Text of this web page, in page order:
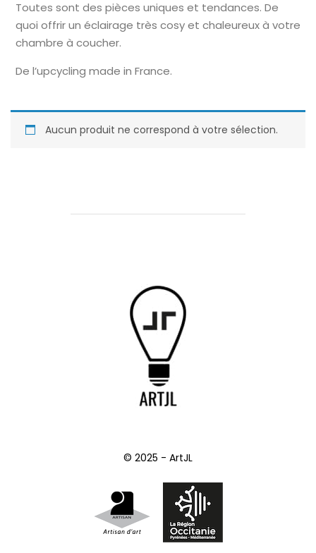
Toutes sont des pièces uniques et tendances. De
quoi offrir un éclairage très cosy et chaleureux à votre
chambre à coucher.
De l’upcycling made in France.
Aucun produit ne correspond à votre sélection.
© 2025 - ArtJL